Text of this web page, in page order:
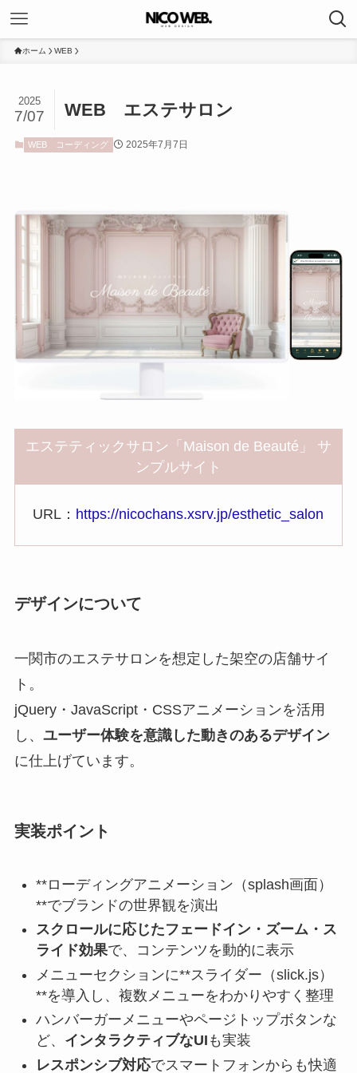
ホーム WEB
WEB エステサロン
2025
7/07
WEB コーディング 2025年7月7日
エステティックサロン「Maison de Beauté」 サ
ンプルサイト
URL： https://nicochans.xsrv.jp/esthetic_salon
デザインについて
一関市のエステサロンを想定した架空の店舗サイ
ト。
jQuery・JavaScript・CSSアニメーションを活用
し、 ユーザー体験を意識した動きのあるデザイン
に仕上げています。
実装ポイント
**ローディングアニメーション（splash画面）
**でブランドの世界観を演出
スクロールに応じたフェードイン・ズーム・ス
ライド効果で、コンテンツを動的に表示
メニューセクションに**スライダー（slick.js）
**を導入し、複数メニューをわかりやすく整理
ハンバーガーメニューやページトップボタンな
ど、 インタラクティブなUI も実装
レスポンシブ対応でスマートフォンからも快適